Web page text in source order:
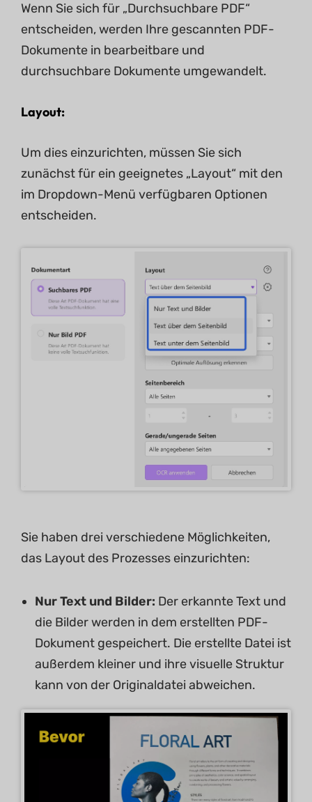
Wenn Sie sich für „Durchsuchbare PDF“
entscheiden, werden Ihre gescannten PDF-
Dokumente in bearbeitbare und
durchsuchbare Dokumente umgewandelt.
Layout:
Um dies einzurichten, müssen Sie sich
zunächst für ein geeignetes „Layout“ mit den
im Dropdown-Menü verfügbaren Optionen
entscheiden.
Sie haben drei verschiedene Möglichkeiten,
das Layout des Prozesses einzurichten:
Nur Text und Bilder: Der erkannte Text und
die Bilder werden in dem erstellten PDF-
Dokument gespeichert. Die erstellte Datei ist
außerdem kleiner und ihre visuelle Struktur
kann von der Originaldatei abweichen.